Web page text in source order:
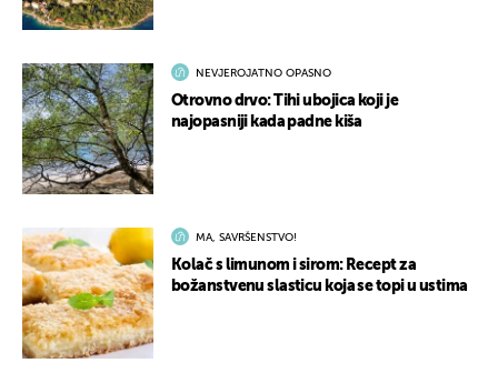
NEVJEROJATNO OPASNO
Otrovno drvo: Tihi ubojica koji je
najopasniji kada padne kiša
MA, SAVRŠENSTVO!
Kolač s limunom i sirom: Recept za
božanstvenu slasticu koja se topi u ustima